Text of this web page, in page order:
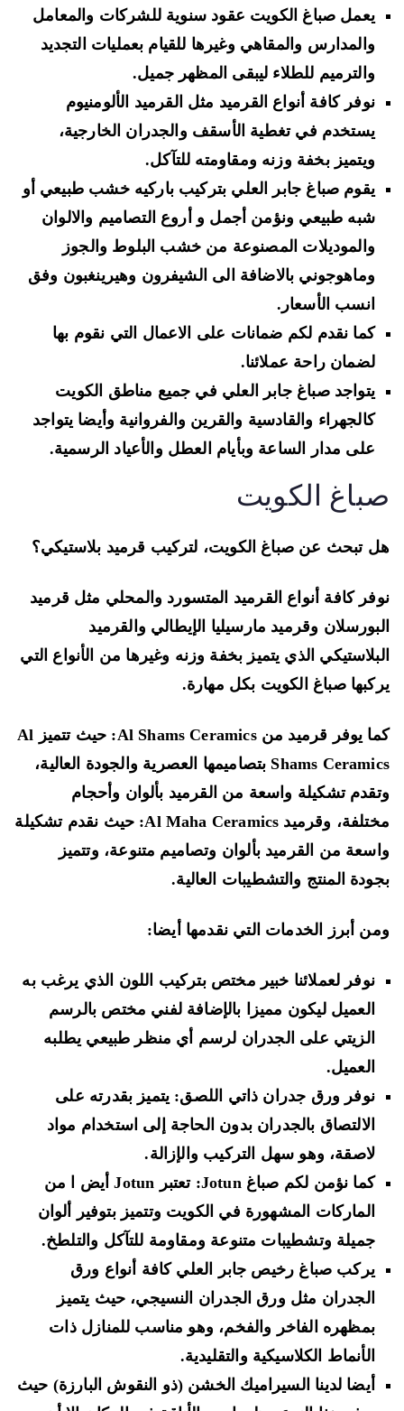
يعمل صباغ الكويت عقود سنوية للشركات والمعامل
والمدارس والمقاهي وغيرها للقيام بعمليات التجديد
والترميم للطلاء ليبقى المظهر جميل.
نوفر كافة أنواع القرميد مثل القرميد الألومنيوم
يستخدم في تغطية الأسقف والجدران الخارجية،
ويتميز بخفة وزنه ومقاومته للتآكل.
يقوم صباغ جابر العلي بتركيب باركيه خشب طبيعي أو
شبه طبيعي ونؤمن أجمل و أروع التصاميم والالوان
والموديلات المصنوعة من خشب البلوط والجوز
وماهوجوني بالاضافة الى الشيفرون وهيرينغبون وفق
انسب الأسعار.
كما نقدم لكم ضمانات على الاعمال التي نقوم بها
لضمان راحة عملائنا.
يتواجد صباغ جابر العلي في جميع مناطق الكويت
كالجهراء والقادسية والقرين والفروانية وأيضا يتواجد
على مدار الساعة وبأيام العطل والأعياد الرسمية.
الكويت
تبحث عن صباغ الكويت، لتركيب قرميد بلاستيكي؟
كافة أنواع القرميد المتسورد والمحلي مثل قرميد
وقرميد مارسيليا الإيطالي والقرميد
الذي يتميز بخفة وزنه وغيرها من الأنواع التي
صباغ الكويت بكل مهارة.
كما يوفر قرميد من Al Shams Ceramics: حيث تتميز Al
Shams Ceramics بتصاميمها العصرية والجودة العالية،
تشكيلة واسعة من القرميد بألوان وأحجام
مختلفة، وقرميد Al Maha Ceramics: حيث نقدم تشكيلة
من القرميد بألوان وتصاميم متنوعة، وتتميز
المنتج والتشطيبات العالية.
أبرز الخدمات التي نقدمها أيضا:
نوفر لعملائنا خبير مختص بتركيب اللون الذي يرغب به
العميل ليكون مميزا بالإضافة لفني مختص بالرسم
الزيتي على الجدران لرسم أي منظر طبيعي يطلبه
العميل.
نوفر ورق جدران ذاتي اللصق: يتميز بقدرته على
الالتصاق بالجدران بدون الحاجة إلى استخدام مواد
لاصقة، وهو سهل التركيب والإزالة.
كما نؤمن لكم صباغ Jotun: تعتبر Jotun أيض ا من
الماركات المشهورة في الكويت وتتميز بتوفير ألوان
جميلة وتشطيبات متنوعة ومقاومة للتآكل والتلطخ.
يركب صباغ رخيص جابر العلي كافة أنواع ورق
الجدران مثل ورق الجدران النسيجي، حيث يتميز
بمظهره الفاخر والفخم، وهو مناسب للمنازل ذات
الأنماط الكلاسيكية والتقليدية.
أيضا لدينا السيراميك الخشن (ذو النقوش البارزة) حيث